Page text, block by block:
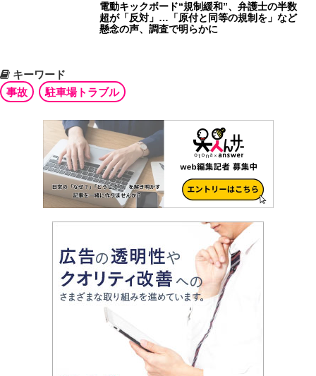
電動キックボード“規制緩和”、弁護士の半数
超が「反対」…「原付と同等の規制を」など
懸念の声、調査で明らかに
キーワード
事故
駐車場トラブル